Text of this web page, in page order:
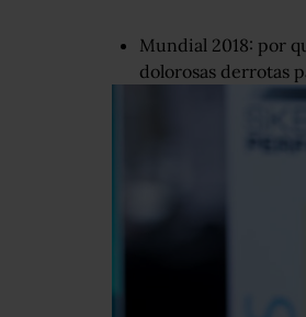
Mundial 2018: por
dolorosas derrotas